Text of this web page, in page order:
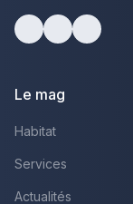
Le mag
Habitat
Services
Actualités